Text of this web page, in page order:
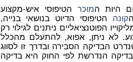
היות המוכר הטיפוסי איש-מקצוע
קונה הטיפוסי הדיוט בנושאי בנייה,
הפוטנציאליים ניתנים לגילוי רק
לא ניתן, אפוא, להתעלם מהכלל
סטנדרט הבדיקה הסבירה ובדרך זו לסווג
הנדרשת לפי החוק היא בדיקה